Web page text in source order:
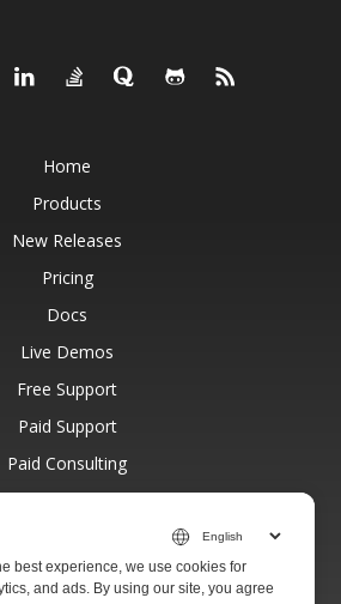
Home
Products
New Releases
Pricing
Docs
Live Demos
Free Support
Paid Support
Paid Consulting
Blog
About
best experience, we use cookies for
and ads. By using our site, you agree